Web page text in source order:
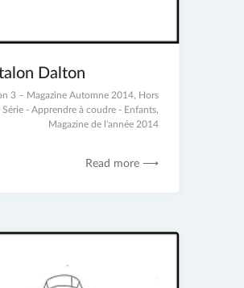
Dalton
3 – Magazine Automne 2014, Hors
Série - Apprendre à coudre - Enfants,
Magazine de l'année 2014
Read more ⟶